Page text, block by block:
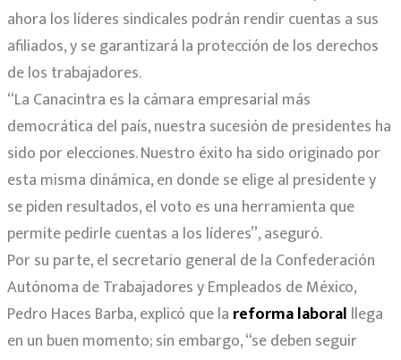
ahora los líderes sindicales podrán rendir cuentas a sus
afiliados, y se garantizará la protección de los derechos
de los trabajadores.
“La Canacintra es la cámara empresarial más
democrática del país, nuestra sucesión de presidentes ha
sido por elecciones. Nuestro éxito ha sido originado por
esta misma dinámica, en donde se elige al presidente y
se piden resultados, el voto es una herramienta que
permite pedirle cuentas a los líderes”, aseguró.
Por su parte, el secretario general de la Confederación
Autónoma de Trabajadores y Empleados de México,
Pedro Haces Barba, explicó que la reforma laboral llega
en un buen momento; sin embargo, “se deben seguir